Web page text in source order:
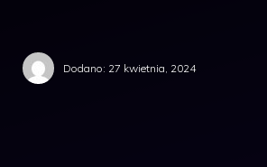
Dodano: 27 kwietnia, 2024